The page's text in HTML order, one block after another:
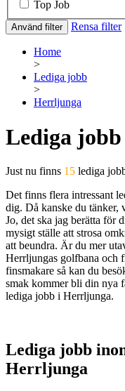
Top Job
Använd filter Rensa filter
Home
>
Lediga jobb
>
Herrljunga
Lediga
Just nu finns 15 lediga
Det finns flera intressant
dig. Då kanske du tänker,
Jo, det ska jag berätta för
mysigt ställe att strosa
att beundra. Är du mer
Herrljungas golfbana och
finsmakare så kan du
smak kommer bli din nya
lediga jobb i Herrljunga.
Lediga jobb
Herrljunga